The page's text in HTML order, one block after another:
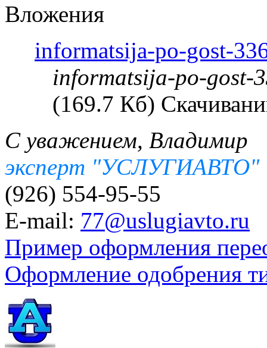
Вложения
informatsija-po-gost-
informatsija-po-gost-
(169.7 Кб)
С уважением, Владимир
эксперт "УСЛУГИАВТО"
(926) 554-95-55
E-mail: 77@uslugiavto.ru
Пример оформления
Оформление одобрения